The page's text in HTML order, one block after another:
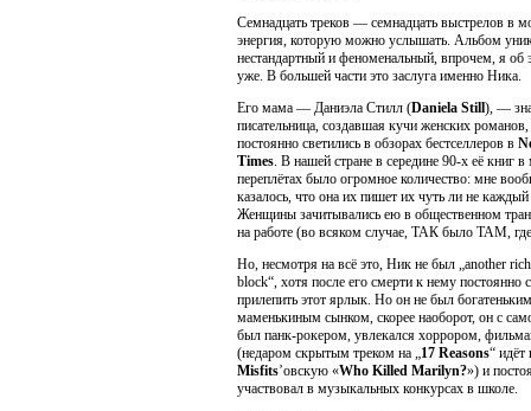
Семнадцать треков — семнадцать выстрелов в
энергия, которую можно услышать. Альбом
нестандартный и феноменальный, впрочем, я об
уже. В большей части это заслуга именно Ника.
Его мама — Даниэла Стилл (Daniela Still), —
писательница, создавшая кучи женских
постоянно светились в обзорах бестселлеров в
Times. В нашей стране в середине 90-х её книг в
переплётах было огромное количество: мне
казалось, что она их пишет их чуть ли не
Женщины зачитывались ею в общественном
на работе (во всяком случае, ТАК было ТАМ,
Но, несмотря на всё это, Ник не был „another
block“, хотя после его смерти к нему постоянно
прилепить этот ярлык. Но он не был богатеньким
маменькиным сынком, скорее наоборот, он с
был панк-рокером, увлекался хоррором,
(недаром скрытым треком на „17 Reasons“ идёт
Misfits’овскую «Who Killed Marilyn?») и
участвовал в музыкальных конкурсах в школе.